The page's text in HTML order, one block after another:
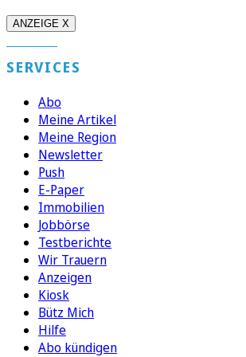
ANZEIGE X
SERVICES
Abo
Meine Artikel
Meine Region
Newsletter
Push
E-Paper
Immobilien
Jobbörse
Testberichte
Wir Trauern
Anzeigen
Kiosk
Bütz Mich
Hilfe
Abo kündigen